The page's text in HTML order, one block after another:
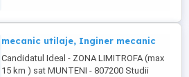
mecanic utilaje, Inginer mecanic
Candidatul Ideal - ZONA LIMITROFA (max
15 km ) sat MUNTENI - 807200 Studii